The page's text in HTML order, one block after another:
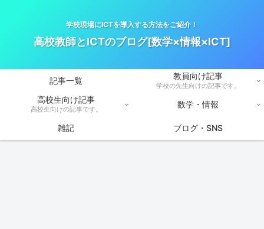
学校現場にICTを導入する方法をご紹介！
高校教師とICTのブログ[数学×情報×ICT]
記事一覧 教員向け記事
学校の先生向けの記事です。
高校生向け記事
高校生向けの記事です。 数学・情報
雑記 ブログ・SNS